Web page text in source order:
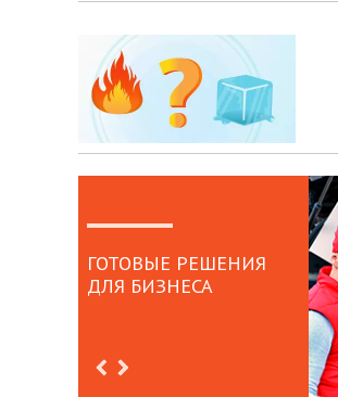
ГОТОВЫЕ РЕШЕНИЯ
ДЛЯ БИЗНЕСА